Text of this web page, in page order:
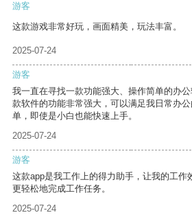
游客
这款游戏非常好玩，画面精美，玩法丰富。
2025-07-24
游客
我一直在寻找一款功能强大、操作简单的办
款软件的功能非常强大，可以满足我日常办
单，即使是小白也能快速上手。
2025-07-24
游客
这款app是我工作上的得力助手，让我的工作
更轻松地完成工作任务。
2025-07-24